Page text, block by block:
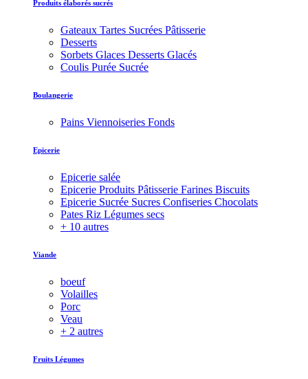
Produits élaborés sucrés
Gateaux Tartes Sucrées Pâtisserie
Desserts
Sorbets Glaces Desserts Glacés
Coulis Purée Sucrée
Boulangerie
Pains Viennoiseries Fonds
Epicerie
Epicerie salée
Epicerie Produits Pâtisserie Farines Biscuits
Epicerie Sucrée Sucres Confiseries Chocolats
Pates Riz Légumes secs
+ 10 autres
Viande
boeuf
Volailles
Porc
Veau
+ 2 autres
Fruits Légumes